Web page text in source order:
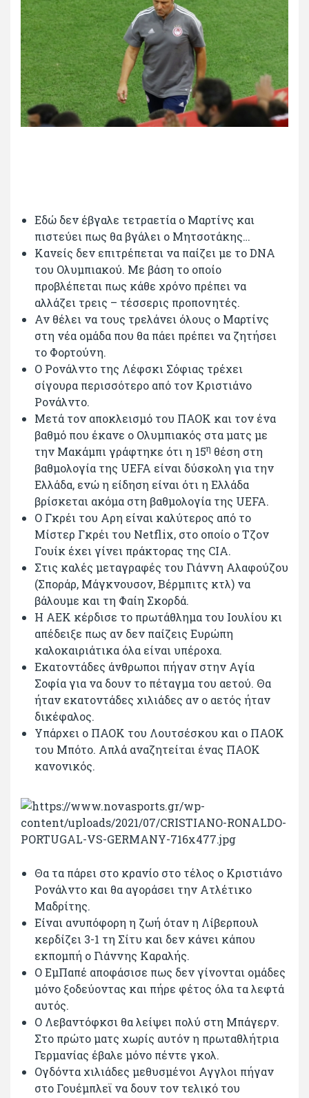
Εδώ δεν έβγαλε τετραετία ο Μαρτίνς και
πιστεύει πως θα βγάλει ο Μητσοτάκης…
Κανείς δεν επιτρέπεται να παίζει με το DNA
του Ολυμπιακού. Με βάση το οποίο
προβλέπεται πως κάθε χρόνο πρέπει να
αλλάζει τρεις – τέσσερις προπονητές.
Αν θέλει να τους τρελάνει όλους ο Μαρτίνς
στη νέα ομάδα που θα πάει πρέπει να ζητήσει
το Φορτούνη.
Ο Ρονάλντο της Λέφσκι Σόφιας τρέχει
σίγουρα περισσότερο από τον Κριστιάνο
Ρονάλντο.
Μετά τον αποκλεισμό του ΠΑΟΚ και τον ένα
βαθμό που έκανε ο Ολυμπιακός στα ματς με
την Μακάμπι γράφτηκε ότι η 15η θέση στη
βαθμολογία της UEFA είναι δύσκολη για την
Ελλάδα, ενώ η είδηση είναι ότι η Ελλάδα
βρίσκεται ακόμα στη βαθμολογία της UEFA.
O Γκρέι του Αρη είναι καλύτερος από το
Μίστερ Γκρέι του Netflix, στο οποίο o Τζον
Γουίκ έχει γίνει πράκτορας της CIA.
Στις καλές μεταγραφές του Γιάννη Αλαφούζου
(Σποράρ, Μάγκνουσον, Βέρμπιτς κτλ) να
βάλουμε και τη Φαίη Σκορδά.
Η ΑΕΚ κέρδισε το πρωτάθλημα του Ιουλίου κι
απέδειξε πως αν δεν παίζεις Ευρώπη
καλοκαιριάτικα όλα είναι υπέροχα.
Εκατοντάδες άνθρωποι πήγαν στην Αγία
Σοφία για να δουν το πέταγμα του αετού. Θα
ήταν εκατοντάδες χιλιάδες αν ο αετός ήταν
δικέφαλος.
Υπάρχει ο ΠΑΟΚ του Λουτσέσκου και ο ΠΑΟΚ
του Μπότο. Απλά αναζητείται ένας ΠΑΟΚ
κανονικός.
Θα τα πάρει στο κρανίο στο τέλος ο Κριστιάνο
Ρονάλντο και θα αγοράσει την Ατλέτικο
Μαδρίτης.
Είναι ανυπόφορη η ζωή όταν η Λίβερπουλ
κερδίζει 3-1 τη Σίτυ και δεν κάνει κάπου
εκπομπή ο Γιάννης Καραλής.
Ο ΕμΠαπέ αποφάσισε πως δεν γίνονται ομάδες
μόνο ξοδεύοντας και πήρε φέτος όλα τα λεφτά
αυτός.
Ο Λεβαντόφκσι θα λείψει πολύ στη Μπάγερν.
Στο πρώτο ματς χωρίς αυτόν η πρωταθλήτρια
Γερμανίας έβαλε μόνο πέντε γκολ.
Ογδόντα χιλιάδες μεθυσμένοι Αγγλοι πήγαν
στο Γουέμπλεϊ να δουν τον τελικό του